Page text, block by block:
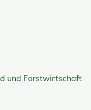
und Forstwirtschaft